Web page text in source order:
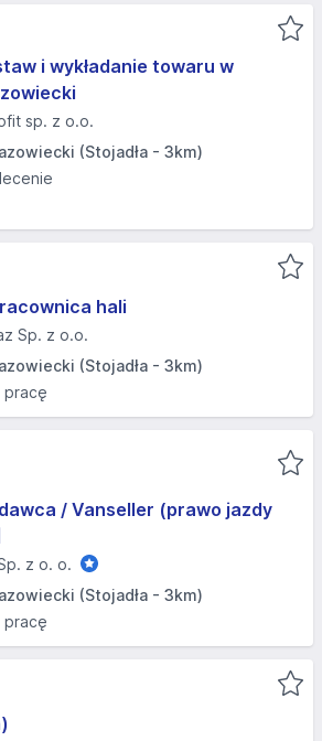
i wykładanie towaru w
sp. z o.o.
(Stojadła - 3km)
hali
Sp. z o.o.
(Stojadła - 3km)
pracę
/ Vanseller (prawo jazdy
z o. o.
(Stojadła - 3km)
pracę